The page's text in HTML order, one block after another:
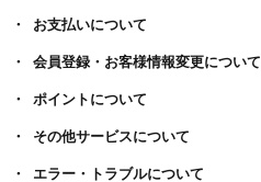
お支払いについて
会員登録・お客様情報変更について
ポイントについて
その他サービスについて
エラー・トラブルについて